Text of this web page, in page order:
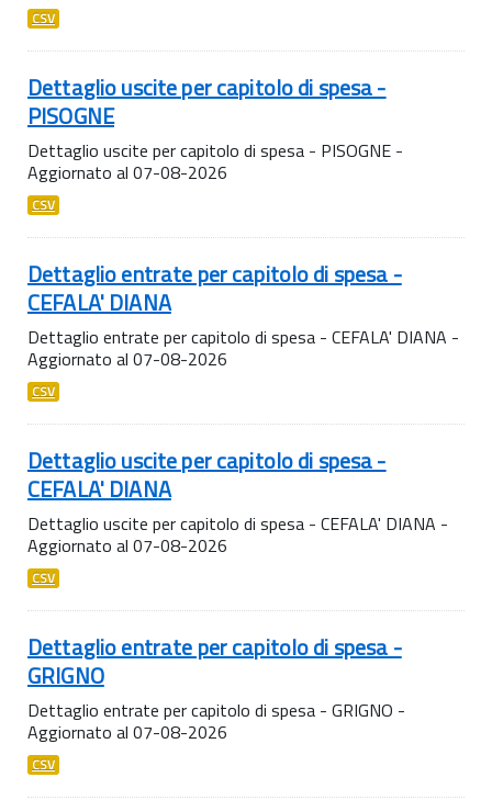
CSV
Dettaglio uscite per capitolo di spesa -
PISOGNE
Dettaglio uscite per capitolo di spesa - PISOGNE -
Aggiornato al 07-08-2026
CSV
Dettaglio entrate per capitolo di spesa -
CEFALA' DIANA
Dettaglio entrate per capitolo di spesa - CEFALA' DIANA -
Aggiornato al 07-08-2026
CSV
Dettaglio uscite per capitolo di spesa -
CEFALA' DIANA
Dettaglio uscite per capitolo di spesa - CEFALA' DIANA -
Aggiornato al 07-08-2026
CSV
Dettaglio entrate per capitolo di spesa -
GRIGNO
Dettaglio entrate per capitolo di spesa - GRIGNO -
Aggiornato al 07-08-2026
CSV